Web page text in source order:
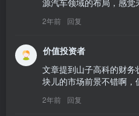
2年前 回复
价值投资者
文章提到山子高科的财
块儿的市场前景不错啊，
2年前 回复